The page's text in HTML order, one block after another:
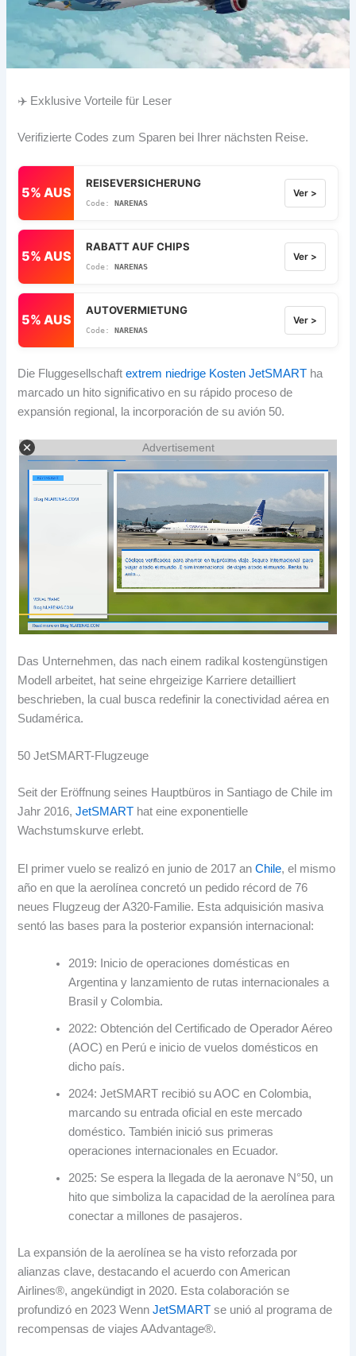
✈️ Exklusive Vorteile für Leser
Verifizierte Codes zum Sparen bei Ihrer nächsten Reise.
5% AUS
REISEVERSICHERUNG
NARENAS
Ver >
5% AUS
RABATT AUF CHIPS
NARENAS
Ver >
5% AUS
AUTOVERMIETUNG
NARENAS
Ver >
Die Fluggesellschaftextrem niedrige Kosten JetSMART ha
marcado un hito significativo en su rápido proceso de
expansión regional , la incorporación de su avión 50.
Advertisement
Das Unternehmen, das nach einem radikal kostengünstigen
Modell arbeitet, hat seine ehrgeizige Karriere detailliert
beschrieben, la cual busca redefinir la conectividad aérea en
Sudamérica.
50 JetSMART-Flugzeuge
Seit der Eröffnung seines Hauptbüros in Santiago de Chile im
Jahr 2016,JetSMART hat eine exponentielle
Wachstumskurve erlebt.
El primer vuelo se realizó en junio de 2017 anChile,el mismo
año en que la aerolínea concretó un pedido récord de 76
neues Flugzeug der A320-Familie. Esta adquisición masiva
sentó las bases para la posterior expansión internacional :
2019:
Inicio de operaciones domésticas en
Argentina y lanzamiento de rutas internacionales a
Brasil y Colombia.
2022:Obtención del Certificado de Operador Aéreo
(AOC)en Perú e inicio de vuelos domésticos en
dicho país.
2024:JetSMART recibió su AOC en Colombia,
marcando su entrada oficial en este mercado
doméstico.También inició sus primeras
operaciones internacionales en Ecuador.
2025: Se espera la llegada de la aeronave N°50, un
hito que simboliza la capacidad de la aerolínea para
conectar a millones de pasajeros.
La expansión de la aerolínea se ha visto reforzada por
alianzas clave,destacando el acuerdo con American
Airlines®, angekündigt in 2020. Esta colaboración se
profundizó en 2023 WennJetSMART se unió al programa de
recompensas de viajes AAdvantage®.